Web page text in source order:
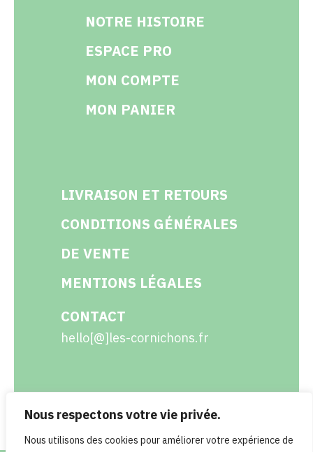
Nous respectons votre vie privée.
Nous utilisons des cookies pour améliorer votre expérience de
NOTRE HISTOIRE
ESPACE PRO
MON COMPTE
MON PANIER
LIVRAISON ET RETOURS
CONDITIONS GÉNÉRALES
DE VENTE
MENTIONS LÉGALES
CONTACT
hello[@]les-cornichons.fr
Facebook
Instagram
Twitter
LinkedIn